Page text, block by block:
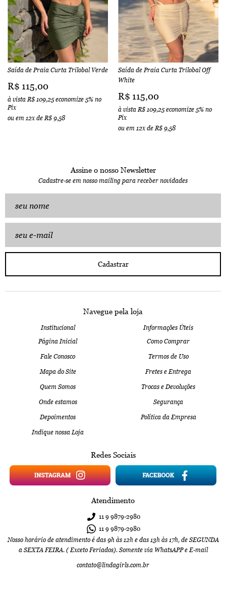
Saída de Praia Curta Trilobal Verde
R$ 115,00
à vistaR$ 109,25economize 5% no
Pix
ou em 12xdeR$ 9,58
Saída de Praia Curta Trilobal Off
White
R$ 115,00
à vistaR$ 109,25economize 5% no
Pix
ou em 12xdeR$ 9,58
Assine o nosso Newsletter
Cadastre-se em nosso mailing para receber novidades
Cadastrar
Navegue pela loja
Institucional
Página Inicial
Fale Conosco
Mapa do Site
Quem Somos
Onde estamos
Depoimentos
Indique nossa Loja
Informações Úteis
Como Comprar
Termos de Uso
Fretes e Entrega
Trocas e Devoluções
Segurança
Política da Empresa
Redes Sociais
Atendimento
11 99879-2980
11 99879-2980
Nosso horário de atendimento é das 9h às 12h e das 13h às 17h, de SEGUNDA
a SEXTA FEIRA. ( Exceto Feriados). Somente via WhatsAPP e E-mail
contato@lindagirls.com.br